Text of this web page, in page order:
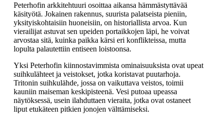
Peterhofin arkkitehtuuri osoittaa aikansa hämmästyttävää
käsityötä. Jokainen rakennus, suurista palatseista pieniin,
yksityiskohtaisiin huoneisiin, on historiallista arvoa. Kun
vierailijat astuvat sen upeiden portaikkojen läpi, he voivat
arvostaa sitä, kuinka paikka kärsi eri konflikteissa, mutta
lopulta palautettiin entiseen loistoonsa.
Yksi Peterhofin kiinnostavimmista ominaisuuksista ovat upeat
suihkulähteet ja veistokset, jotka koristavat puutarhoja.
Tritonin suihkulähde, jossa on vaikuttava veistos, toimii
kauniin maiseman keskipisteenä. Vesi putoaa upeassa
näytöksessä, usein ilahduttaen vieraita, jotka ovat ostaneet
liput etukäteen pitkien jonojen välttämiseksi.